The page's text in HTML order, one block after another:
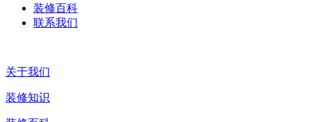
装修百科
联系我们
关于我们
装修知识